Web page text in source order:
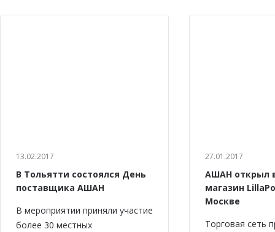
13.02.2017
В Тольятти состоялся День
поставщика АШАН
В мероприятии приняли участие
более 30 местных
27.01.2017
АШАН открыл
магазин
Москве
Торговая сеть